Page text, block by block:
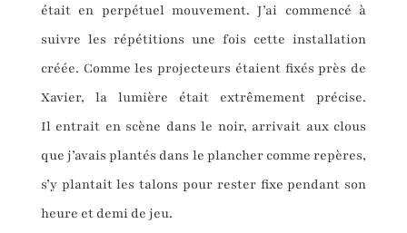
était en perpétuel mouvement. J’ai commencé à
suivre les répétitions une fois cette installation
créée. Comme les projecteurs étaient fixés près de
Xavier, la lumière était extrêmement précise.
Il entrait en scène dans le noir, arrivait aux clous
que j’avais plantés dans le plancher comme repères,
s’y plantait les talons pour rester fixe pendant son
heure et demi de jeu.